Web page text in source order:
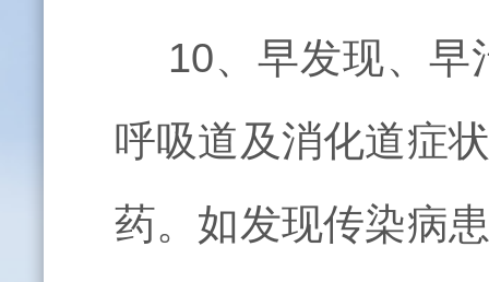
10、早发现、早
呼吸道及消化道症
药。如发现传染病